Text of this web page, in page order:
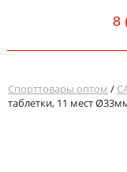
8
Спорттовары оптом /
таблетки, 11 мест